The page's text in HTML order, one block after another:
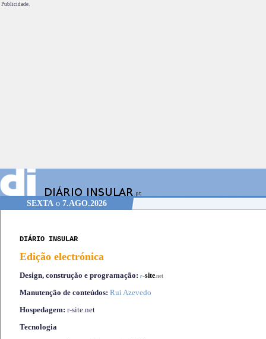
Publicidade.
SEXTA o 7.AGO.2026
DIÁRIO INSULAR
Edição electrónica
Design, construção e programação: r-site.net
Manutenção de conteúdos: Rui Azevedo
Hospedagem: r-site.net
Tecnologia